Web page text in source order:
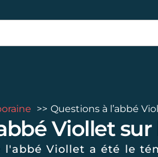
Questions à l’abbé
Viollet
l'abbé Viollet a été le